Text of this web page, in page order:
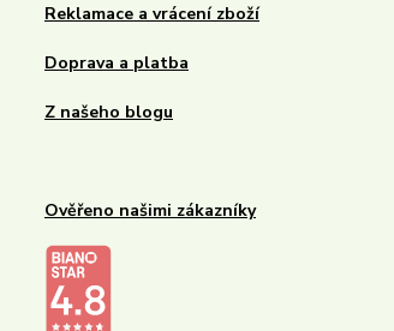
Reklamace a vrácení zboží
Doprava a platba
Z našeho blogu
Ověřeno našimi zákazníky